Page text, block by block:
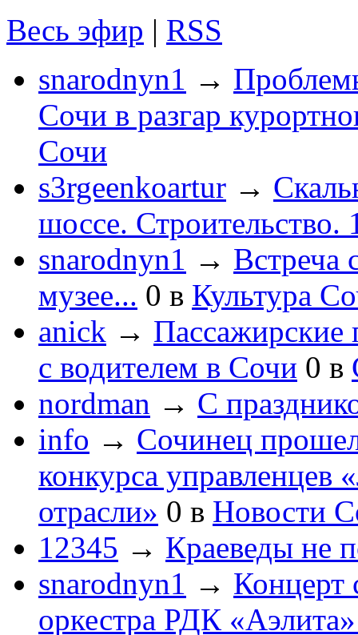
Весь эфир | RSS
snarodnyn1 →
Сочи в разгар
Сочи
s3rgeenkoartur →
шоссе. Строительство.
snarodnyn1 → Встреча
музее... 0 в Культура
anick → Пассажирские
с водителем в Сочи 0 в
nordman → С
info → Сочинец
конкурса управленцев
отрасли» 0 в Новости
12345 → Краеведы не
snarodnyn1 → Концерт
оркестра РДК